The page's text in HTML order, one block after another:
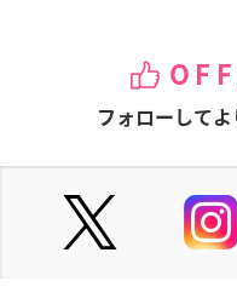
フォローしてよ